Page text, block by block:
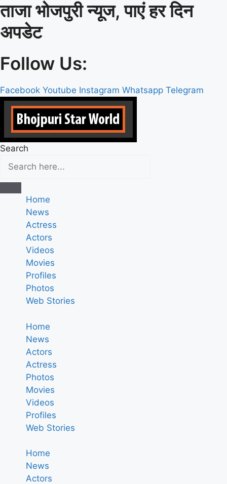
Skip
to
content
ताजा भोजपुरी न्यूज, पाएं हर दिन
अपडेट
Follow Us:
Facebook Youtube Instagram Whatsapp Telegram
Search
Home
News
Actress
Actors
Videos
Movies
Profiles
Photos
Web Stories
Home
News
Actors
Actress
Photos
Movies
Videos
Profiles
Web Stories
Home
News
Actors